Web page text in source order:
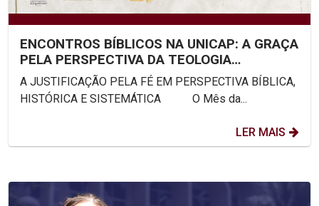
ENCONTROS BÍBLICOS NA UNICAP: A GRAÇA
PELA PERSPECTIVA DA TEOLOGIA
SISTEMÁTICA
A JUSTIFICAÇÃO PELA FÉ EM PERSPECTIVA BÍBLICA,
HISTÓRICA E SISTEMÁTICA O Mês da...
LER MAIS